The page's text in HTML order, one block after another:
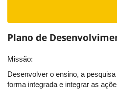
Plano de
Missão:
Desenvolver o ensino, a
forma integrada e integrar as